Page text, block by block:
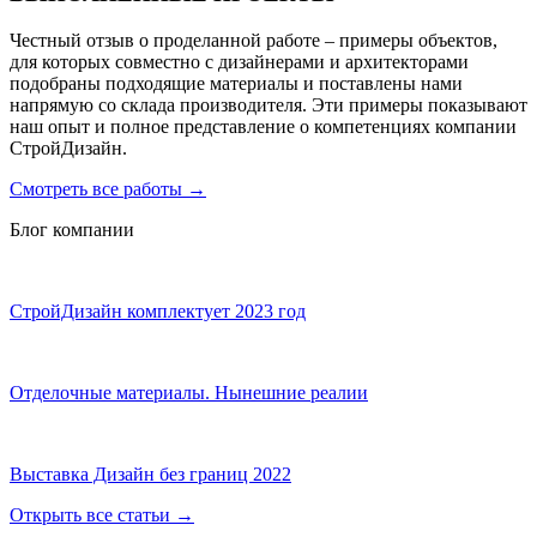
Честный отзыв о проделанной работе – примеры объектов,
для которых совместно с дизайнерами и архитекторами
подобраны подходящие материалы и поставлены нами
напрямую со склада производителя. Эти примеры показывают
наш опыт и полное представление о компетенциях компании
СтройДизайн.
Смотреть все работы →
Блог компании
СтройДизайн комплектует 2023 год
Отделочные материалы. Нынешние реалии
Выставка Дизайн без границ 2022
Открыть все статьи →